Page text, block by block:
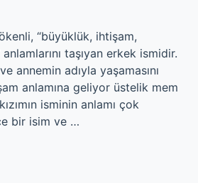
“büyüklük, ihtişam,
taşıyan erkek ismidir.
annemin adıyla yaşamasını
anlamına geliyor üstelik mem
isminin anlamı çok
bir isim ve …